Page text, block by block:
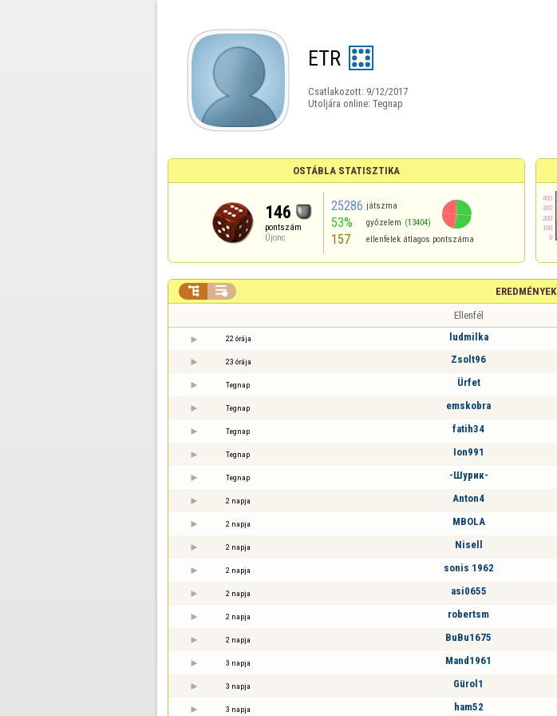
ETR
Csatlakozott: 9/12/2017
Utoljára online: Tegnap
OSTÁBLA STATISZTIKA
146
pontszám
Újonc
25286 játszma
53% győzelem (13404)
157 ellenfelek átlagos pontszáma
EREDMÉNYEK
 
Ellenfél
22 órája ludmilka
23 órája Zsolt96
Tegnap Ürfet
Tegnap emskobra
Tegnap fatih34
Tegnap Ion991
Tegnap -Шурик-
2 napja Anton4
2 napja MBOLA
2 napja Nisell
2 napja sonis 1962
2 napja asi0655
2 napja robertsm
2 napja BuBu1675
3 napja Mand1961
3 napja Gürol1
3 napja ham52